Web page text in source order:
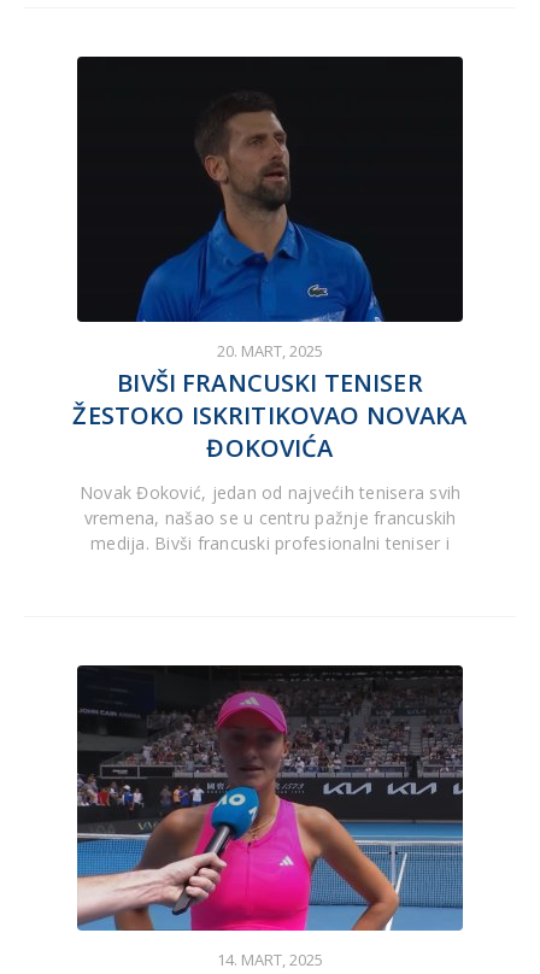
20. MART, 2025
BIVŠI FRANCUSKI TENISER
ŽESTOKO ISKRITIKOVAO NOVAKA
ĐOKOVIĆA
Novak Đoković, jedan od najvećih tenisera svih
vremena, našao se u centru pažnje francuskih
medija. Bivši francuski profesionalni teniser i
14. MART, 2025